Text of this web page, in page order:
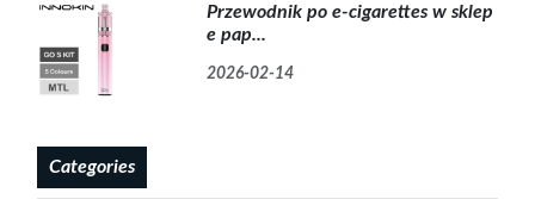
Przewodnik po e-cigarettes w sklep
e pap...
2026-02-14
Categories